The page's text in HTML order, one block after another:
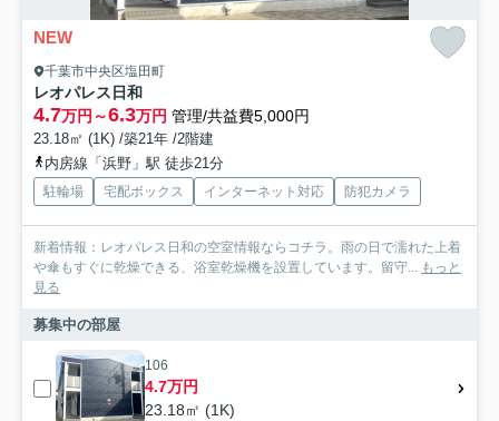
NEW
千葉市中央区塩田町
レオパレス日和
4.7万円～6.3万円 管理/共益費5,000円
23.18㎡ (1K) /築21年 /2階建
内房線「浜野」駅 徒歩21分
駐輪場 宅配ボックス インターネット対応 防犯カメラ
新着情報：レオパレス日和の空室情報ならコチラ。雨の日で濡れた上着
や傘もすぐに乾燥できる、浴室乾燥機を設置しています。留守... もっと
見る
募集中の部屋
106
4.7万円
23.18㎡ (1K)